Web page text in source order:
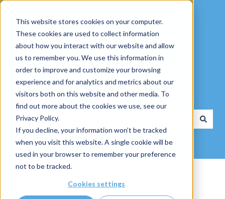
This website stores cookies on your computer.
These cookies are used to collect information
about how you interact with our website and allow
us to remember you. We use this information in
order to improve and customize your browsing
experience and for analytics and metrics about our
visitors both on this website and other media. To
find out more about the cookies we use, see our
Privacy Policy.
If you decline, your information won’t be tracked
when you visit this website. A single cookie will be
used in your browser to remember your preference
not to be tracked.
Cookies settings
Wie dürfen wir Ihnen helfen?
Es gibt keine Vorschläge, da das Suchfeld leer ist.
Knowledge Base der WWM Group